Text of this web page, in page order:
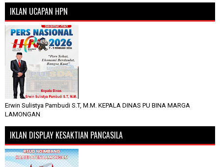
IKLAN UCAPAN HPN
Erwin Sulistya Pambudi S.T, M.M. KEPALA DINAS PU BINA MARGA
LAMONGAN
IKLAN DISPLAY KESAKTIAN PANCASILA